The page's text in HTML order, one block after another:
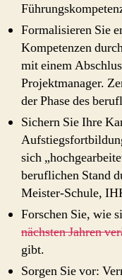
Formalisieren Sie
Kompetenzen
mit einem
Projektmanager.
der Phase des
Sichern Sie Ihre
sich
beruflichen Stand
Meister-Schule,
Forschen Sie, wie
nächsten Jahren
gibt.
Sorgen Sie vor: